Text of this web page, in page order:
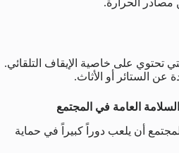
تحتوي على خاصية الإيقاف التلقائي.
عن الستائر أو الأثاث.
العامة في المجتمع
أن يلعب دوراً كبيراً في حماية